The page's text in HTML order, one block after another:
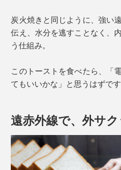
炭火焼きと同じように、強い
伝え、水分を逃すことなく、
う仕組み。
このトーストを食べたら、「
てもいいかな」と思うはずです
遠赤外線で、外サ